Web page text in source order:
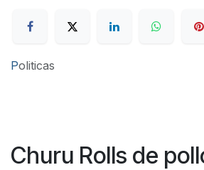
Politicas
Churu Rolls de